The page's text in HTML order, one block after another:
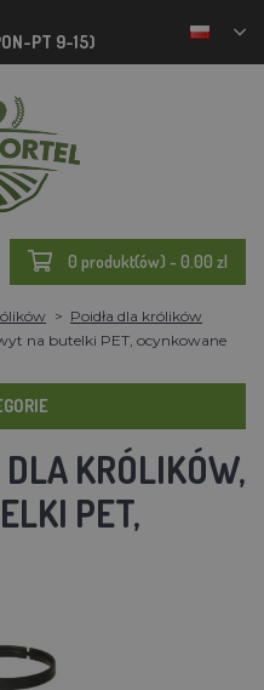
PT 9-15)
0 produkt(ów) - 0.00 zl
Poidła dla królików
na butelki PET, ocynkowane
KRÓLIKÓW,
PET,